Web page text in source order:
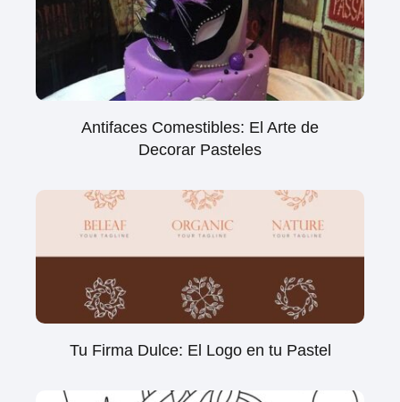
Antifaces Comestibles: El Arte de
Decorar Pasteles
Tu Firma Dulce: El Logo en tu Pastel